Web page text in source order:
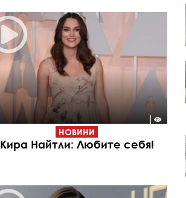
НОВИНИ
Кира Найтли: Любите себя!